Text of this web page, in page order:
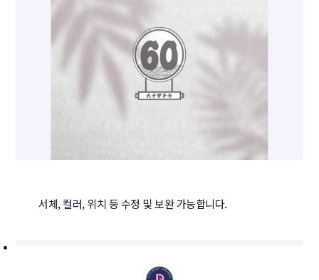
서체, 컬러, 위치 등 수정 및 보완 가능합니다.